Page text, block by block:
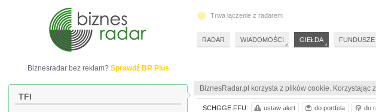
BiznesRadar.pl korzysta z plików cookie.
SCHGGE.FFU: ustaw alert do portfela do
Biznesradar bez reklam? Sprawdź BR Plus
TFI
Trwa łączenie z radarem
RADAR WIADOMOŚCI GIEŁDA FUNDUSZE